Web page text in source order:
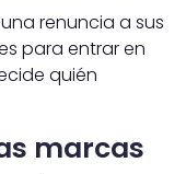
renuncia a sus
para entrar en
quién
marcas